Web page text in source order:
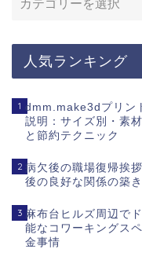
人気ランキング
1 dmm.make3dプリン
説明：サイズ別・素
と節約テクニック
2 病欠後の職場復帰挨
後の良好な関係の築
3 麻布台ヒルズ周辺で
能なコワーキングス
金事情